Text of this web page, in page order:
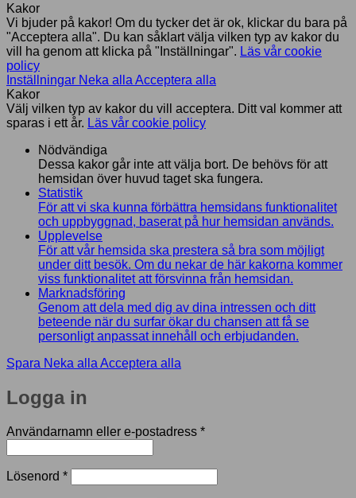
Kakor
Vi bjuder på kakor! Om du tycker det är ok, klickar du bara på
"Acceptera alla". Du kan såklart välja vilken typ av kakor du
vill ha genom att klicka på "Inställningar". Läs vår cookie
policy
Inställningar Neka alla Acceptera alla
Kakor
Välj vilken typ av kakor du vill acceptera. Ditt val kommer att
sparas i ett år. Läs vår cookie policy
Nödvändiga
Dessa kakor går inte att välja bort. De behövs för att
hemsidan över huvud taget ska fungera.
Statistik
För att vi ska kunna förbättra hemsidans funktionalitet
och uppbyggnad, baserat på hur hemsidan används.
Upplevelse
För att vår hemsida ska prestera så bra som möjligt
under ditt besök. Om du nekar de här kakorna kommer
viss funktionalitet att försvinna från hemsidan.
Marknadsföring
Genom att dela med dig av dina intressen och ditt
beteende när du surfar ökar du chansen att få se
personligt anpassat innehåll och erbjudanden.
Spara Neka alla Acceptera alla
Logga in
Användarnamn eller e-postadress *Obligatoriskt
Lösenord *Obligatoriskt